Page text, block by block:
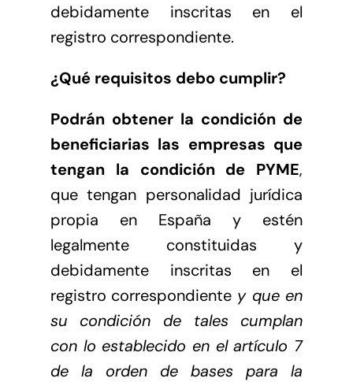
debidamente inscritas en el
registro correspondiente.
¿Quérequisitos debo cumplir?
Podrán obtener la condición de
beneficiarias las empresas que
tengan la condición de PYME,
que tengan personalidad jurídica
propia en España y estén
legalmente constituidas y
debidamente inscritas en el
registro correspondiente y que en
su condición de tales cumplan
con lo establecido en el artículo 7
de la orden de bases para la